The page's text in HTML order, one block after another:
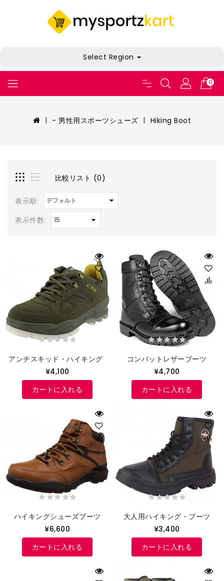
Select Region
0
- 男性用スポーツシューズ Hiking Boot
比較リスト (0)
表示順:
表示件数:
アンチスキッド・ハイキング・シューズ
¥4,100
カートに入れる
コンバットレザーブーツ
¥4,700
カートに入れる
ハイキングシューズブーツ
¥6,600
カートに入れる
大人用ハイキング・ブーツ
¥3,400
カートに入れる